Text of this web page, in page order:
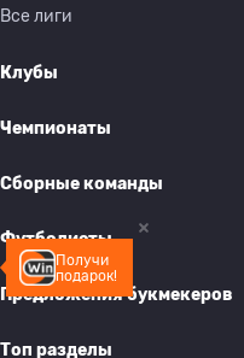
Получи
подарок!
Все лиги
Клубы
Чемпионаты
Сборные команды
Футболисты
Предложения букмекеров
Топ разделы